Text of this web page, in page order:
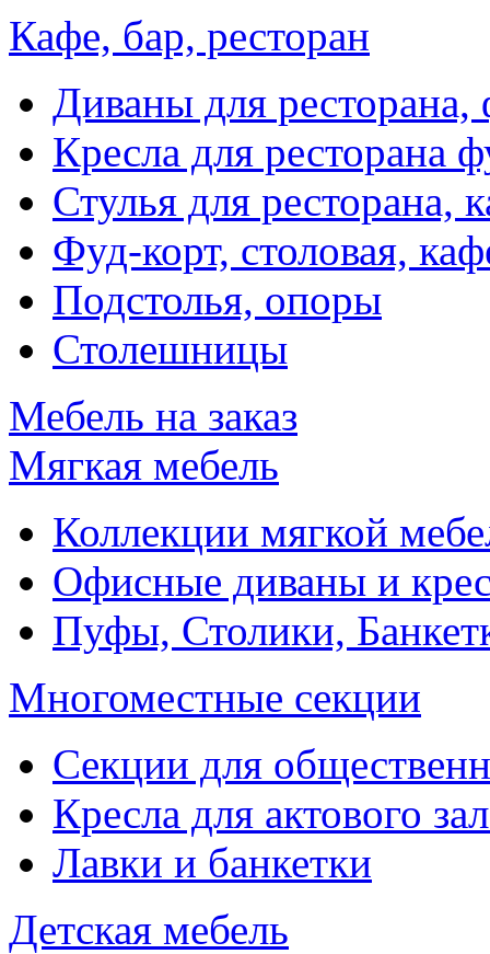
Кафе, бар, ресторан
Диваны для ресторана,
Кресла для ресторана
Стулья для ресторана,
Фуд-корт, столовая,
Подстолья, опоры
Столешницы
Мебель на заказ
Мягкая мебель
Коллекции мягкой
Офисные диваны и
Пуфы, Столики,
Многоместные секции
Секции для
Кресла для актового
Лавки и банкетки
Детская мебель